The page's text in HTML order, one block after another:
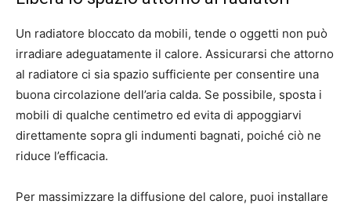
Un radiatore bloccato da mobili, tende o oggetti non può
irradiare adeguatamente il calore. Assicurarsi che attorno
al radiatore ci sia spazio sufficiente per consentire una
buona circolazione dell’aria calda. Se possibile, sposta i
mobili di qualche centimetro ed evita di appoggiarvi
direttamente sopra gli indumenti bagnati, poiché ciò ne
riduce l’efficacia.
Per massimizzare la diffusione del calore, puoi installare